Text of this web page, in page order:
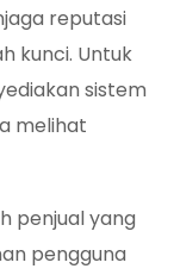
reputasi
kunci. Untuk
sistem
melihat
penjual yang
pengguna